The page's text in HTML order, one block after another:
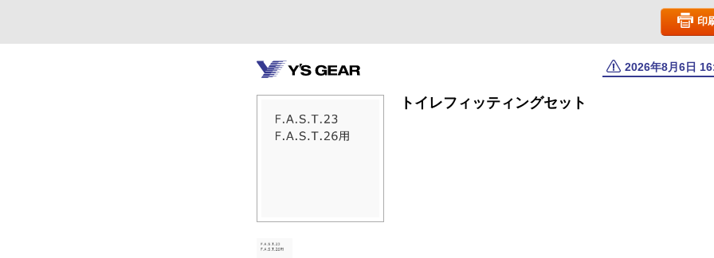
印
2026年8月6日
トイレフィッティングセット